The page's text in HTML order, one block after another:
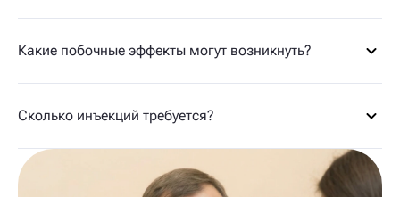
Какие побочные эффекты могут возникнуть?
Сколько инъекций требуется?